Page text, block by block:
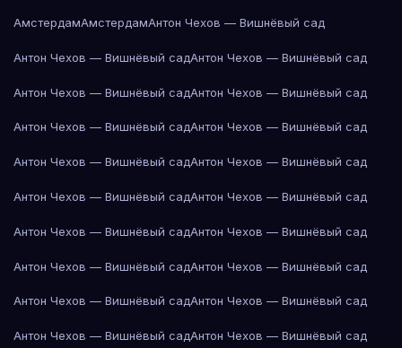
АмстердамАмстердамАнтон Чехов — Вишнёвый сад
Антон Чехов — Вишнёвый садАнтон Чехов — Вишнёвый сад
Антон Чехов — Вишнёвый садАнтон Чехов — Вишнёвый сад
Антон Чехов — Вишнёвый садАнтон Чехов — Вишнёвый сад
Антон Чехов — Вишнёвый садАнтон Чехов — Вишнёвый сад
Антон Чехов — Вишнёвый садАнтон Чехов — Вишнёвый сад
Антон Чехов — Вишнёвый садАнтон Чехов — Вишнёвый сад
Антон Чехов — Вишнёвый садАнтон Чехов — Вишнёвый сад
Антон Чехов — Вишнёвый садАнтон Чехов — Вишнёвый сад
Антон Чехов — Вишнёвый садАнтон Чехов — Вишнёвый сад